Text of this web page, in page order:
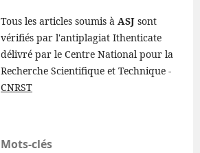
Tous les articles soumis àASJ sont
vérifiés par l'antiplagiat Ithenticate
délivré par le Centre National pour la
Recherche Scientifique et Technique -
CNRST
Mots-clés